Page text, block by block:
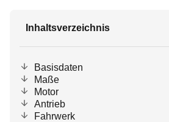
Inhaltsverzeichnis
Basisdaten
Maße
Motor
Antrieb
Fahrwerk